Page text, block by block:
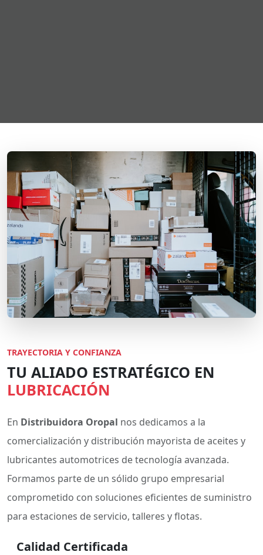
TRAYECTORIA Y CONFIANZA
TU ALIADO ESTRATÉGICO EN
LUBRICACIÓN
En Distribuidora Oropal nos dedicamos a la
comercialización y distribución mayorista de aceites y
lubricantes automotrices de tecnología avanzada.
Formamos parte de un sólido grupo empresarial
comprometido con soluciones eficientes de suministro
para estaciones de servicio, talleres y flotas.
Calidad Certificada